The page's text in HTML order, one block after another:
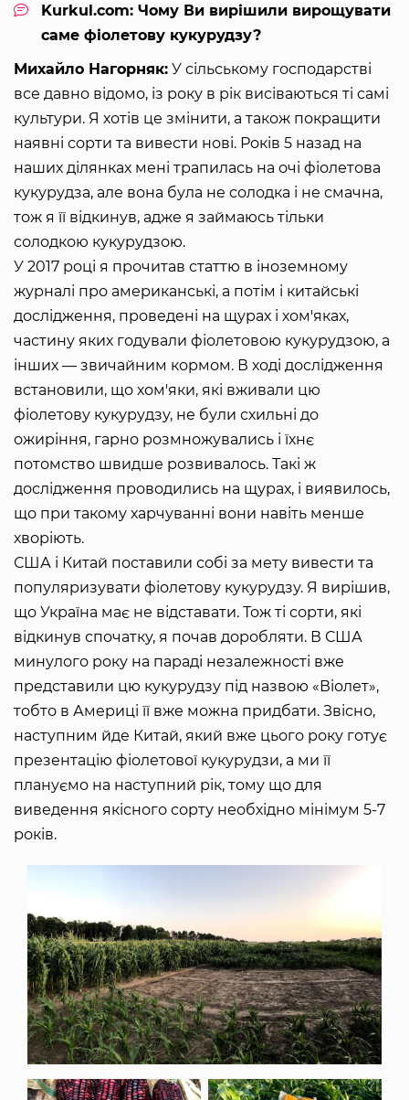
Kurkul.com: Чому Ви вирішили вирощувати
саме фіолетову кукурудзу?
Михайло Нагорняк: У сільському господарстві
все давно відомо, із року в рік висіваються ті самі
культури. Я хотів це змінити, а також покращити
наявні сорти та вивести нові. Років 5 назад на
наших ділянках мені трапилась на очі фіолетова
кукурудза, але вона була не солодка і не смачна,
тож я її відкинув, адже я займаюсь тільки
солодкою кукурудзою.
У 2017 році я прочитав статтю в іноземному
журналі про американські, а потім і китайські
дослідження, проведені на щурах і хом'яках,
частину яких годували фіолетовою кукурудзою, а
інших — звичайним кормом. В ході дослідження
встановили, що хом'яки, які вживали цю
фіолетову кукурудзу, не були схильні до
ожиріння, гарно розмножувались і їхнє
потомство швидше розвивалось. Такі ж
дослідження проводились на щурах, і виявилось,
що при такому харчуванні вони навіть менше
хворіють.
США і Китай поставили собі за мету вивести та
популяризувати фіолетову кукурудзу. Я вирішив,
що Україна має не відставати. Тож ті сорти, які
відкинув спочатку, я почав доробляти. В США
минулого року на параді незалежності вже
представили цю кукурудзу під назвою «Віолет»,
тобто в Америці її вже можна придбати. Звісно,
наступним йде Китай, який вже цього року готує
презентацію фіолетової кукурудзи, а ми її
плануємо на наступний рік, тому що для
виведення якісного сорту необхідно мінімум 5-7
років.